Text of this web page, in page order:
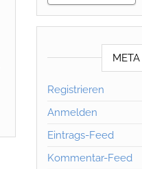
META
Registrieren
Anmelden
Eintrags-Feed
Kommentar-Feed